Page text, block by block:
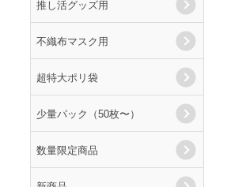
推し活グッズ用
不織布マスク用
超特大ポリ袋
少量パック（50枚〜）
数量限定商品